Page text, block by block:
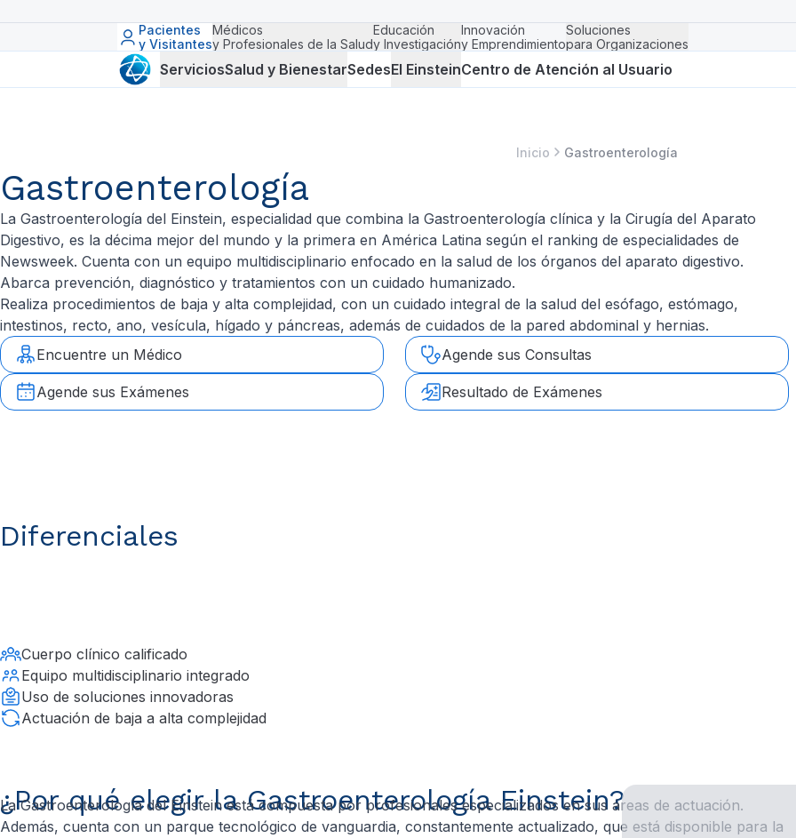
Pacientes
y Visitantes
Médicos
y Profesionales de la Salud
Educación
y Investigación
Innovación
y Emprendimiento
Soluciones
para Organizaciones
ServiciosSalud y BienestarSedesEl EinsteinCentro de Atención al Usuario
Inicio Gastroenterología
Gastroenterología
La Gastroenterología del Einstein, especialidad que combina la Gastroenterología clínica y la Cirugía del Aparato
Digestivo, es la décima mejor del mundo y la primera en América Latina según el ranking de especialidades de
Newsweek. Cuenta con un equipo multidisciplinario enfocado en la salud de los órganos del aparato digestivo.
Abarca prevención, diagnóstico y tratamientos con un cuidado humanizado.
Realiza procedimientos de baja y alta complejidad, con un cuidado integral de la salud del esófago, estómago,
intestinos, recto, ano, vesícula, hígado y páncreas, además de cuidados de la pared abdominal y hernias.
Encuentre un Médico
Agende sus Consultas
Agende sus Exámenes Resultado de Exámenes
Diferenciales
Cuerpo clínico calificado
Equipo multidisciplinario integrado
Uso de soluciones innovadoras
Actuación de baja a alta complejidad
¿Por qué elegir la Gastroenterología Einstein?
La Gastroenterología del Einstein está compuesta por profesionales especializados en sus áreas de actuación.
Además, cuenta con un parque tecnológico de vanguardia, constantemente actualizado, que está disponible para la